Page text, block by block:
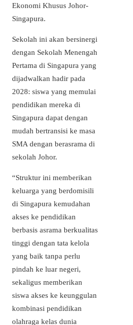
Ekonomi Khusus Johor-
Singapura.
Sekolah ini akan bersinergi
dengan Sekolah Menengah
Pertama di Singapura yang
dijadwalkan hadir pada
2028: siswa yang memulai
pendidikan mereka di
Singapura dapat dengan
mudah bertransisi ke masa
SMA dengan berasrama di
sekolah Johor.
“Struktur ini memberikan
keluarga yang berdomisili
di Singapura kemudahan
akses ke pendidikan
berbasis asrama berkualitas
tinggi dengan tata kelola
yang baik tanpa perlu
pindah ke luar negeri,
sekaligus memberikan
siswa akses ke keunggulan
kombinasi pendidikan
olahraga kelas dunia